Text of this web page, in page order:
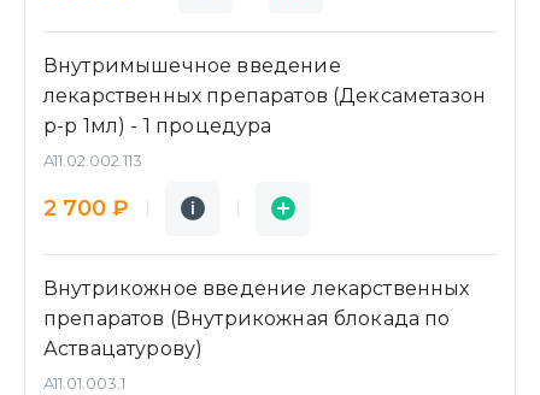
Внутримышечное введение
лекарственных препаратов (Дексаметазон
р-р 1мл) - 1 процедура
A11.02.002.113
2 700 ₽ i
Подробнее
i
Заявка
Внутрикожное введение лекарственных
препаратов (Внутрикожная блокада по
Аствацатурову)
A11.01.003.1